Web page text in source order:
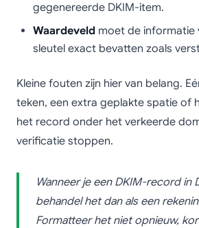
gegenereerde DKIM-item.
Waardeveld moet de informatie
sleutel exact bevatten zoals
Kleine fouten zijn hier van belang.
teken, een extra geplakte spatie of
het record onder het verkeerde
verificatie stoppen.
Wanneer je een DKIM-record in
behandel het dan als een
Formatteer het niet opnieuw,